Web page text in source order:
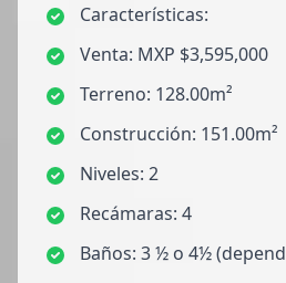
Características:
Venta: MXP $3,595,000
Terreno: 128.00m²
Construcción: 151.00m²
Niveles: 2
Recámaras: 4
Baños: 3 ½ o 4½